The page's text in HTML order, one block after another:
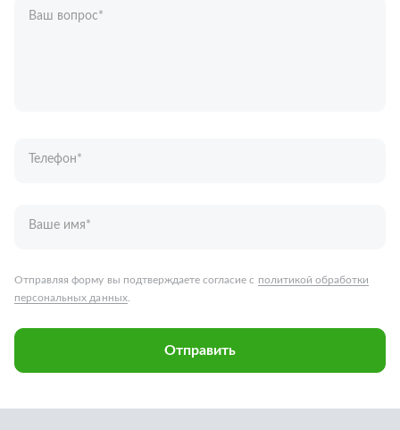
Ваш вопрос*
Запчасти для грузовых автомобилей
Каталог запчастей
Спецпредложения